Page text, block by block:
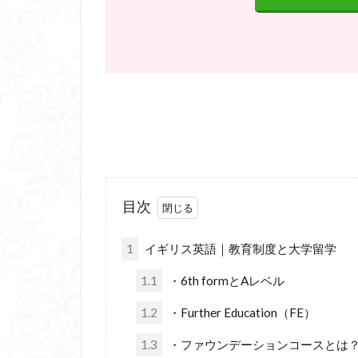
目次
1 イギリス英語｜教育制度と大学留学
1.1 ・6th formとAレベル
1.2 ・Further Education（FE）
1.3 ・ファウンデーションコースとは